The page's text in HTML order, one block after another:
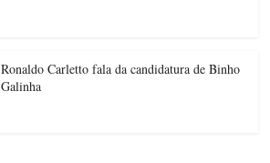
Ronaldo Carletto fala da candidatura de Binho
Galinha